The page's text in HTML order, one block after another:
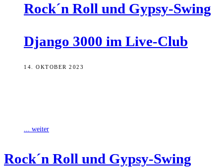
Rock´n Roll und Gypsy-Swing
Djan­go 3000 im Live-Club
14. OKTOBER 2023
... weiter
Rock´n Roll und Gypsy-Swing